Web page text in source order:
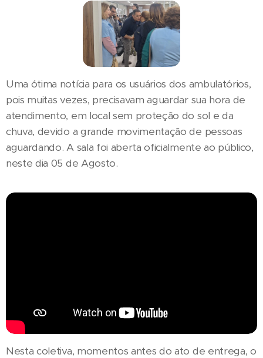
Uma ótima notícia para os usuários dos ambulatórios,
pois muitas vezes, precisavam aguardar sua hora de
atendimento, em local sem proteção do sol e da
chuva, devido a grande movimentação de pessoas
aguardando. A sala foi aberta oficialmente ao público,
neste dia 05 de Agosto.
Nesta coletiva, momentos antes do ato de entrega, o